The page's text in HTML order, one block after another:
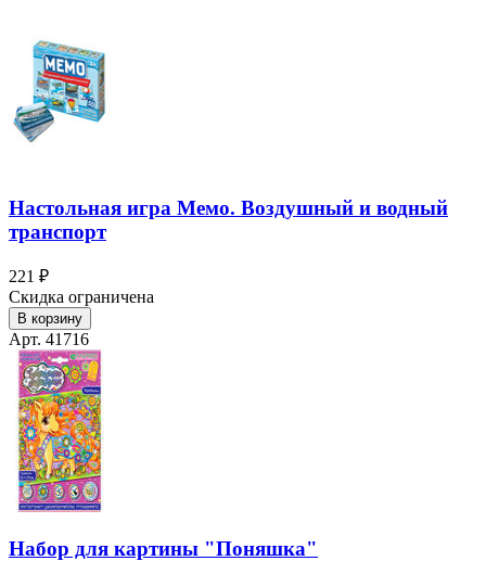
Настольная игра Мемо. Воздушный и водный
транспорт
221 ₽
Скидка ограничена
В корзину
Арт. 41716
Набор для картины "Поняшка"